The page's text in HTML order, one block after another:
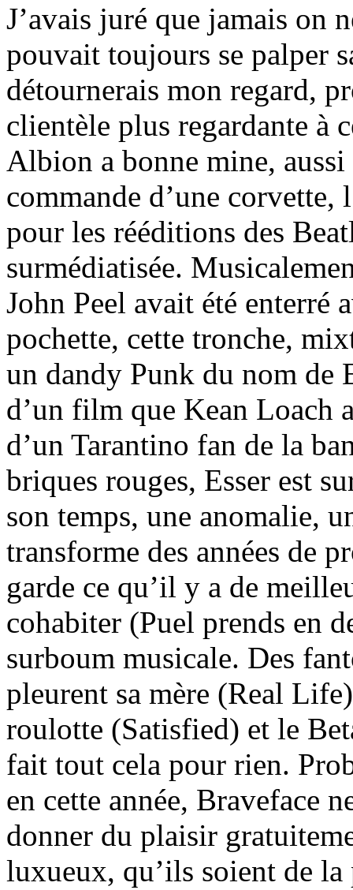
J’avais juré que jamais on
pouvait toujours se palper
détournerais mon regard,
clientèle plus regardante à
Albion a bonne mine,
commande d’une corvette,
pour les rééditions des
surmédiatisée.
John Peel avait été enterré
pochette, cette tronche,
un dandy Punk du nom de
d’un film que Kean Loach
d’un Tarantino fan de la
briques rouges, Esser est
son temps, une anomalie,
transforme des années de
garde ce qu’il y a de
cohabiter (Puel prends en
surboum musicale. Des
pleurent sa mère (Real
roulotte (Satisfied) et le
fait tout cela pour rien.
en cette année, Braveface
donner du plaisir
luxueux, qu’ils soient de